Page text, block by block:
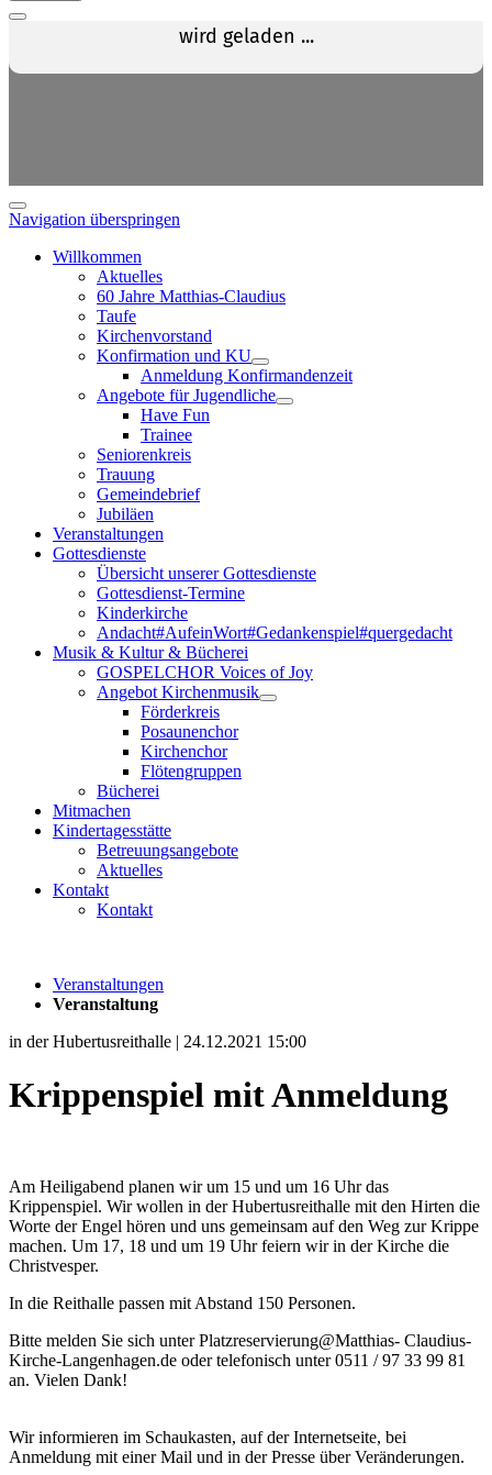
Navigation überspringen
Willkommen
Aktuelles
60 Jahre Matthias-Claudius
Taufe
Kirchenvorstand
Konfirmation und KU
Anmeldung Konfirmandenzeit
Angebote für Jugendliche
Have Fun
Trainee
Seniorenkreis
Trauung
Gemeindebrief
Jubiläen
Veranstaltungen
Gottesdienste
Übersicht unserer Gottesdienste
Gottesdienst-Termine
Kinderkirche
Andacht#AufeinWort#Gedankenspiel#quergedacht
Musik & Kultur & Bücherei
GOSPELCHOR Voices of Joy
Angebot Kirchenmusik
Förderkreis
Posaunenchor
Kirchenchor
Flötengruppen
Bücherei
Mitmachen
Kindertagesstätte
Betreuungsangebote
Aktuelles
Kontakt
Kontakt
Veranstaltungen
Veranstaltung
in der Hubertusreithalle | 24.12.2021 15:00
Krippenspiel mit Anmeldung
Am Heiligabend planen wir um 15 und um 16 Uhr das
Krippenspiel. Wir wollen in der Hubertusreithalle mit den Hirten die
Worte der Engel hören und uns gemeinsam auf den Weg zur Krippe
machen. Um 17, 18 und um 19 Uhr feiern wir in der Kirche die
Christvesper.
In die Reithalle passen mit Abstand 150 Personen.
Bitte melden Sie sich unter Platzreservierung@Matthias- Claudius-
Kirche-Langenhagen.de oder telefonisch unter 0511 / 97 33 99 81
an. Vielen Dank!
Wir informieren im Schaukasten, auf der Internetseite, bei
Anmeldung mit einer Mail und in der Presse über Veränderungen.